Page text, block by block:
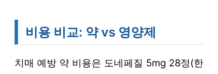
비용 비교: 약 vs 영양제
치매 예방 약 비용은 도네페질 5mg 28정(한